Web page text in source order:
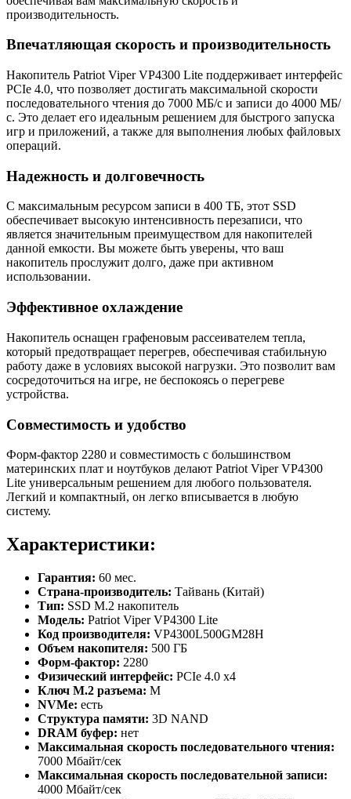
производительность.
Впечатляющая скорость и производительность
Накопитель Patriot Viper VP4300 Lite поддерживает интерфейс
PCIe 4.0, что позволяет достигать максимальной скорости
последовательного чтения до 7000 МБ/с и записи до 4000 МБ/
с. Это делает его идеальным решением для быстрого запуска
игр и приложений, а также для выполнения любых файловых
операций.
Надежность и долговечность
С максимальным ресурсом записи в 400 ТБ, этот SSD
обеспечивает высокую интенсивность перезаписи, что
является значительным преимуществом для накопителей
данной емкости. Вы можете быть уверены, что ваш
накопитель прослужит долго, даже при активном
использовании.
Эффективное охлаждение
Накопитель оснащен графеновым рассеивателем тепла,
который предотвращает перегрев, обеспечивая стабильную
работу даже в условиях высокой нагрузки. Это позволит вам
сосредоточиться на игре, не беспокоясь о перегреве
устройства.
Совместимость и удобство
Форм-фактор 2280 и совместимость с большинством
материнских плат и ноутбуков делают Patriot Viper VP4300
Lite универсальным решением для любого пользователя.
Легкий и компактный, он легко вписывается в любую
систему.
Характеристики:
Гарантия: 60 мес.
Страна-производитель: Тайвань (Китай)
Тип: SSD M.2 накопитель
Модель: Patriot Viper VP4300 Lite
Код производителя: VP4300L500GM28H
Объем накопителя: 500 ГБ
Форм-фактор: 2280
Физический интерфейс: PCIe 4.0 x4
Ключ M.2 разъема: M
NVMe: есть
Структура памяти: 3D NAND
DRAM буфер: нет
Максимальная скорость последовательного чтения:
7000 Мбайт/сек
Максимальная скорость последовательной записи:
4000 Мбайт/сек